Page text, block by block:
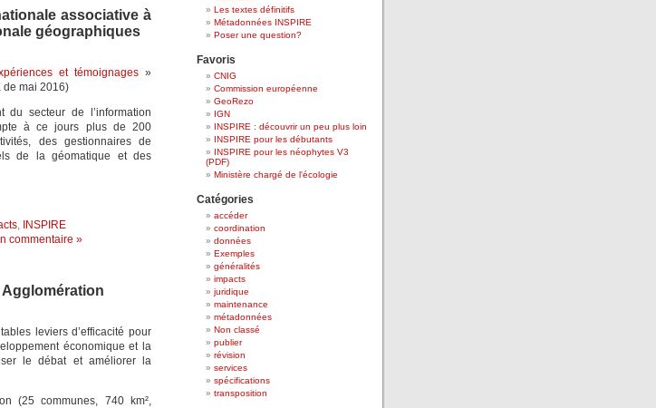
associative à
géographiques
et témoignages»
de mai 2016)
secteur de l’information
à ce jours plus de 200
des gestionnaires de
de la géomatique et des
, INSPIRE
commentaire »
leviers d’efficacité pour
économique et la
le débat et améliorer la
(25 communes, 740 km²,
Les textes définitifs
Métadonnées INSPIRE
Poser une question?
Favoris
CNIG
Commission européenne
GeoRezo
IGN
INSPIRE : découvrir un peu plus loin
INSPIRE pour les débutants
INSPIRE pour les néophytes V3
(PDF)
Ministère chargé de l'écologie
Catégories
accéder
coordination
données
Exemples
généralités
impacts
juridique
maintenance
métadonnées
Non classé
publier
révision
services
spécifications
transposition